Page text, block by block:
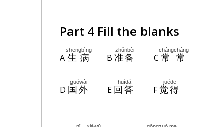
Part 4 Fill the blanks
A 生病
shēngbìng
B准备
zhǔnbèi
C 常常
chángcháng
D 国外
guówài
E 回答
huídá
F 觉得
juéde